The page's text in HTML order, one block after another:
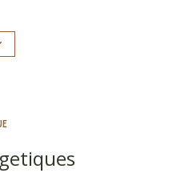
615€ par mois dont 50€ de
391,10€ (honoraires de